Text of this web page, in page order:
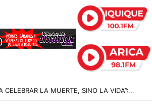
“NO VENIMOS A CELEBRAR LA MUERTE, SINO LA VIDA”: LA EMOTIVA ROMERÍA AL CEMENTERIO QUE MARCA EL CORAZÓN DE LA FIESTA DE SAN LORENZO